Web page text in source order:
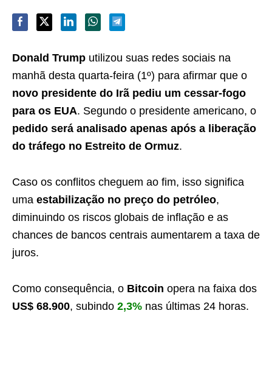
Donald Trump utilizou suas redes sociais na
manhã desta quarta-feira (1º) para afirmar que o
novo presidente do Irã pediu um cessar-fogo
para os EUA. Segundo o presidente americano, o
pedido será analisado apenas após a liberação
do tráfego no Estreito de Ormuz.
Caso os conflitos cheguem ao fim, isso significa
uma estabilização no preço do petróleo,
diminuindo os riscos globais de inflação e as
chances de bancos centrais aumentarem a taxa de
juros.
Como consequência, o Bitcoin opera na faixa dos
US$ 68.900, subindo 2,3% nas últimas 24 horas.